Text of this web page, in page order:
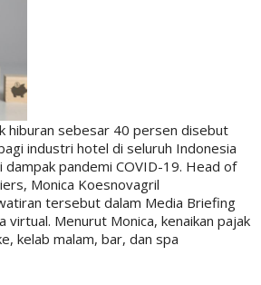
hiburan sebesar 40 persen disebut
industri hotel di seluruh Indonesia
dampak pandemi COVID-19. Head of
Monica Koesnovagril
tersebut dalam Media Briefing
virtual. Menurut Monica, kenaikan pajak
kelab malam, bar, dan spa